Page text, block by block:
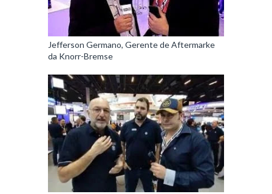
Jefferson Germano, Gerente de Aftermarke
da Knorr-Bremse